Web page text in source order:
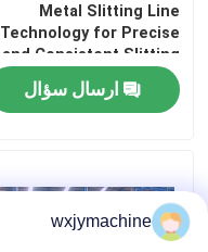
Metal Slitting Line
Technology for Precise
and Consistent Slitting
Results
ارسال سؤال
wxjymachine